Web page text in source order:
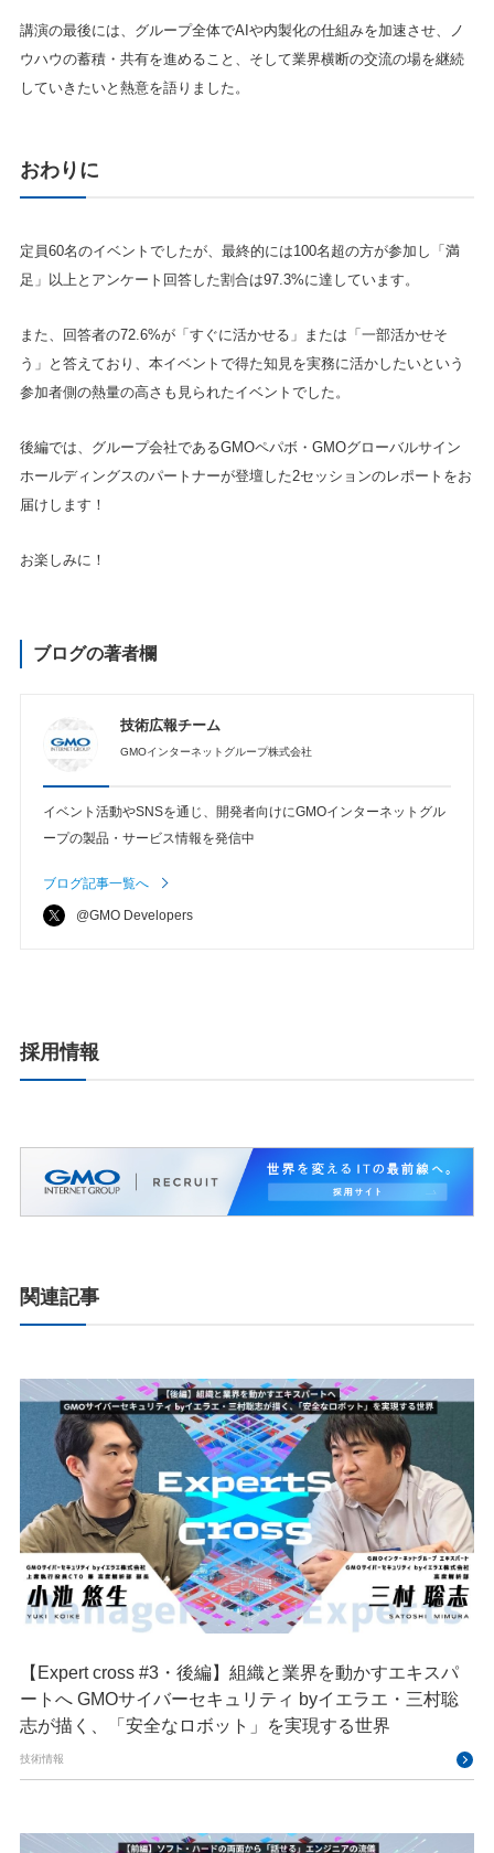
講演の最後には、グループ全体でAIや内製化の仕組みを加速させ、ノ
ウハウの蓄積・共有を進めること、そして業界横断の交流の場を継続
していきたいと熱意を語りました。
おわりに
定員60名のイベントでしたが、最終的には100名超の方が参加し「満
足」以上とアンケート回答した割合は97.3%に達しています。
また、回答者の72.6%が「すぐに活かせる」または「一部活かせそ
う」と答えており、本イベントで得た知見を実務に活かしたいという
参加者側の熱量の高さも見られたイベントでした。
後編では、グループ会社であるGMOペパボ・GMOグローバルサイン
ホールディングスのパートナーが登壇した2セッションのレポートをお
届けします！
お楽しみに！
ブログの著者欄
技術広報チーム
GMOインターネットグループ株式会社
イベント活動やSNSを通じ、開発者向けにGMOインターネットグル
ープの製品・サービス情報を発信中
ブログ記事一覧へ
@GMO Developers
採用情報
関連記事
【Expert cross #3・後編】組織と業界を動かすエキスパ
ートへ GMOサイバーセキュリティ byイエラエ・三村聡
志が描く、「安全なロボット」を実現する世界
技術情報